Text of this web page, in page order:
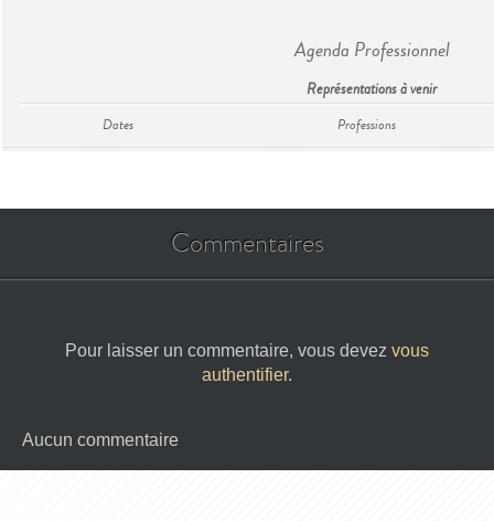
Agenda Professionnel
Représentations à venir
Dates Professions
Commentaires
Pour laisser un commentaire, vous devez vous
authentifier.
Aucun commentaire